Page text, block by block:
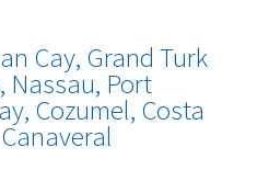
Cay, Grand Turk
Nassau, Port
Cozumel, Costa